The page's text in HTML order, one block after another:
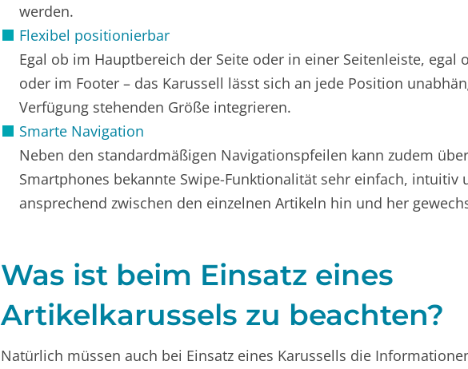
werden.
Flexibel positionierbar
Egal ob im Hauptbereich der Seite oder in einer Seitenleiste, egal
oder im Footer – das Karussell lässt sich an jede Position
Verfügung stehenden Größe integrieren.
Smarte Navigation
Neben den standardmäßigen Navigationspfeilen kann zudem
Smartphones bekannte Swipe-Funktionalität sehr einfach, intuitiv
ansprechend zwischen den einzelnen Artikeln hin und her
Was ist beim Einsatz eines
Artikelkarussels zu beachten?
Natürlich müssen auch bei Einsatz eines Karussells die